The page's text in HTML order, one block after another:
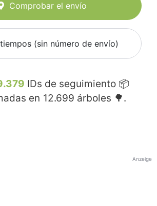
Comprobar el envío
(sin número de envío)
IDs de seguimiento 📦
en 12.699 árboles 🌳.
Anzeige